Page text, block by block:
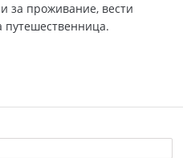
за проживание, вести
путешественница.